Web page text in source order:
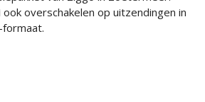
ook overschakelen op uitzendingen in